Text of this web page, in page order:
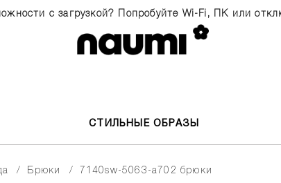
с загрузкой? Попробуйте Wi-Fi, ПК или
СТИЛЬНЫЕ ОБРАЗЫ
брюки 7140sw-5063-a702 брюки